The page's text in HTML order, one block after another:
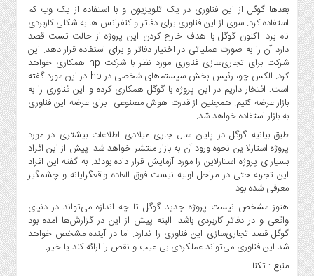
صنایع
غذایی
سیاسی
و
بین
الملل
نگاه
روز
گوناگون
بعدها گوگل از این فناوری در یک تلویزیون و با استفاده از یک وب کم
استفاده کرد. سوی از این فناوری برای دفاتر و کنفرانس ها به شکلی کاربردی
نام برد. اکنون گوگل با هدف خارج کردن این پروژه از حالت تست قصد
دارد آن را به صورت عملیاتی در اختیار دفاتر و برای استفاده قرار دهد. این
شرکت برای تجاری‌سازی فناوری مورد نظر با شرکت hp همکاری خواهد
کرد. الکس چو، رئیس بخش سیستم‌های شخصی در hp در این مورد گفته
است: افتخار داریم در این پروژه با گوگل همکاری کرده و این فناوری را به
بازار عرضه کنیم. همچنین از قدرت هوش مصنوعی برای عرضه این فناوری
به بازار استفاده خواهد شد.
طبق بیانیه گوگل در پایان سال جاری میلادی اطلاعات بیشتری در مورد
پروژه استارلا ین نحوه ورود آن به بازار منتشر خواهد شد. پیش از این افراد
بسیار ی پروژه استارلاین را مورد آزمایش قرار داده بودند. به گفته این افراد
این تجربه حتی در مراحل اولیه نیست فوق العاده واقعگرایانه و چشمگیر
معرفی شده بود.
هنوز مشخص نیست پروژه جدید گوگل تا چه اندازه می‌تواند در دنیای
واقعی و در دفاتر کاربردی باشد. البته پیش از این در گزارش‌ها آمده بود
گوگل قصد تجاری‌سازی این فناوری را ندارد. اما در آینده مشخص خواهد
شد این فناوری می‌تواند عملکردی بی عیب و نقص را ارائه کند یا خیر.
منبع : تکنا